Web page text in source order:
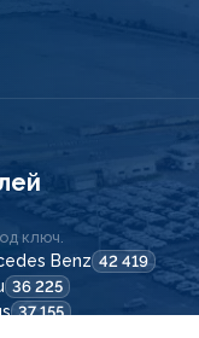
ключ.
Benz 42 419
36 225
37 155